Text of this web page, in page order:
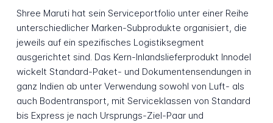
Shree Maruti hat sein Serviceportfolio unter einer Reihe
unterschiedlicher Marken-Subprodukte organisiert, die
jeweils auf ein spezifisches Logistiksegment
ausgerichtet sind. Das Kern-Inlandslieferprodukt Innodel
wickelt Standard-Paket- und Dokumentensendungen in
ganz Indien ab unter Verwendung sowohl von Luft- als
auch Bodentransport, mit Serviceklassen von Standard
bis Express je nach Ursprungs-Ziel-Paar und